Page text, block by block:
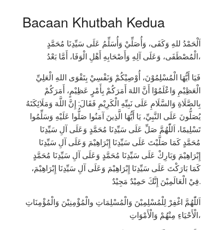
Bacaan Khutbah Kedua
الْمُصْطَفَى، وَعَلَى آلِهِ وَأَصْحَابِهِ أَهْلِ الْوَفَا، أَمَّا بَعْدُ،
فَيَا أَيُّهَا الْمُسْلِمُوْنَ، أُوْصِيْكُمْ وَنَفْسِيْ بِتَقْوَى اللهِ الْعَلِيِّ
الْعَظِيْمِ وَاعْلَمُوْا أَنَّ اللهَ أَمَرَكُمْ بِأَمْرٍ عَظِيْمٍ، أَمَرَكُمْ
بِالصَّلَاةِ وَالسَّلَامِ عَلَى نَبِيِّهِ الْكَرِيْمِ فَقَالَ: إِنَّ اللَّهَ وَمَلَائِكَتَهُ
يُصَلُّونَ عَلَى النَّبِيِّ، يَا أَيُّهَا الَّذِينَ آمَنُوا صَلُّوا عَلَيْهِ وَسَلِّمُوا
تَسْلِيمًا، اَللّٰهُمَّ صَلِّ عَلَى سَيِّدِنَا مُحَمَّدٍ وَعَلَى آلِ سَيِّدِنَا
مُحَمَّدٍ كَمَا صَلَّيْتَ عَلَى سَيِّدِنَا إِبْرَاهِيْمَ وَعَلَى آلِ سَيِّدِنَا
إِبْرَاهِيْمَ وَبَارِكْ عَلَى سَيِّدِنَا مُحَمَّدٍ وَعَلَى آلِ سَيِّدِنَا مُحَمَّدٍ
كَمَا بَارَكْتَ عَلَى سَيِّدِنَا إِبْرَاهِيْمَ وَعَلَى آلِ سَيِّدِنَا إِبْرَاهِيْمَ،
فِيْ الْعَالَمِيْنَ إِنَّكَ حَمِيْدٌ مَجِيْدٌ.
الْأَحْيَاءِ مِنْهُمْ وَالْأَمْوَاتِ،